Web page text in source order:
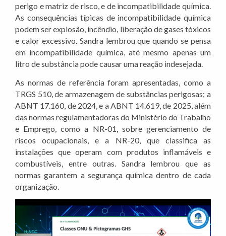
perigo e matriz de risco, e de incompatibilidade química.
As consequências típicas de incompatibilidade química
podem ser explosão, incêndio, liberação de gases tóxicos
e calor excessivo. Sandra lembrou que quando se pensa
em incompatibilidade química, até mesmo apenas um
litro de substância pode causar uma reação indesejada.
As normas de referência foram apresentadas, como a
TRGS 510, de armazenagem de substâncias perigosas; a
ABNT 17.160, de 2024, e a ABNT 14.619, de 2025, além
das normas regulamentadoras do Ministério do Trabalho
e Emprego, como a NR-01, sobre gerenciamento de
riscos ocupacionais, e a NR-20, que classifica as
instalações que operam com produtos inflamáveis e
combustíveis, entre outras. Sandra lembrou que as
normas garantem a segurança química dentro de cada
organização.